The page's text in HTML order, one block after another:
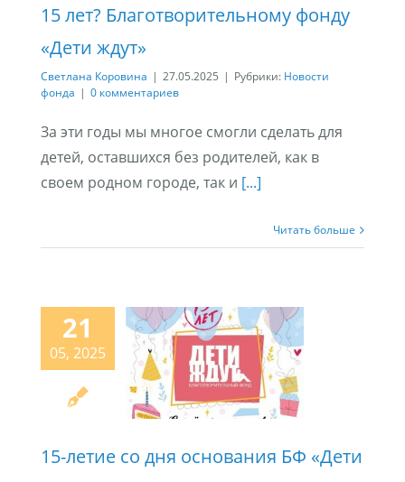
15 лет? Благотворительному фонду
«Дети ждут»
Светлана Коровина | 27.05.2025 | Рубрики: Новости
фонда | 0 комментариев
За эти годы мы многое смогли сделать для
детей, оставшихся без родителей, как в
своем родном городе, так и [...]
Читать больше
21
05, 2025
15-летие со дня
основания БФ
«Дети ждут»
15-летие со дня основания БФ «Дети